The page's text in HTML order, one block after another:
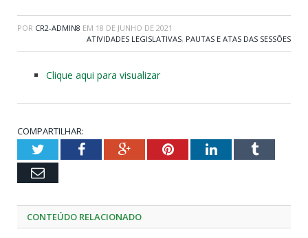
POR CR2-ADMIN8 EM 18 DE JUNHO DE 2021
ATIVIDADES LEGISLATIVAS, PAUTAS E ATAS DAS SESSÕES
Clique aqui para visualizar
COMPARTILHAR:
TwitterFacebookGoogle+PinterestLinkedInTumblr
Email
CONTEÚDO RELACIONADO